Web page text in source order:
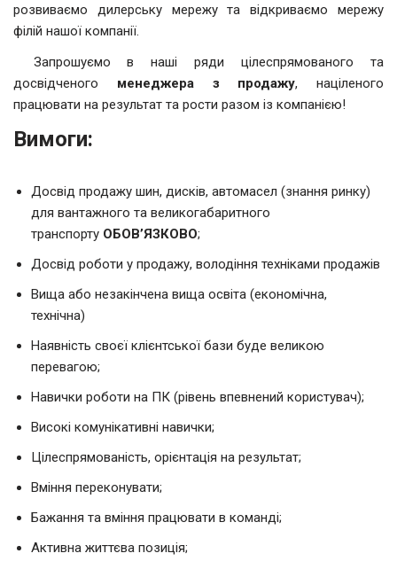
розвиваємо дилерську мережу та відкриваємо мережу
філій нашої компанії.
Запрошуємо в наші ряди цілеспрямованого та
досвідченого менеджера з продажу, націленого
працювати на результат та рости разом із компанією!
Вимоги:
Досвід продажу шин, дисків, автомасел (знання ринку)
для вантажного та великогабаритного
транспорту ОБОВ’ЯЗКОВО;
Досвід роботи у продажу, володіння техніками продажів
Вища або незакінчена вища освіта (економічна,
технічна)
Наявність своєї клієнтської бази буде великою
перевагою;
Навички роботи на ПК (рівень впевнений користувач);
Високі комунікативні навички;
Цілеспрямованість, орієнтація на результат;
Вміння переконувати;
Бажання та вміння працювати в команді;
Активна життєва позиція;